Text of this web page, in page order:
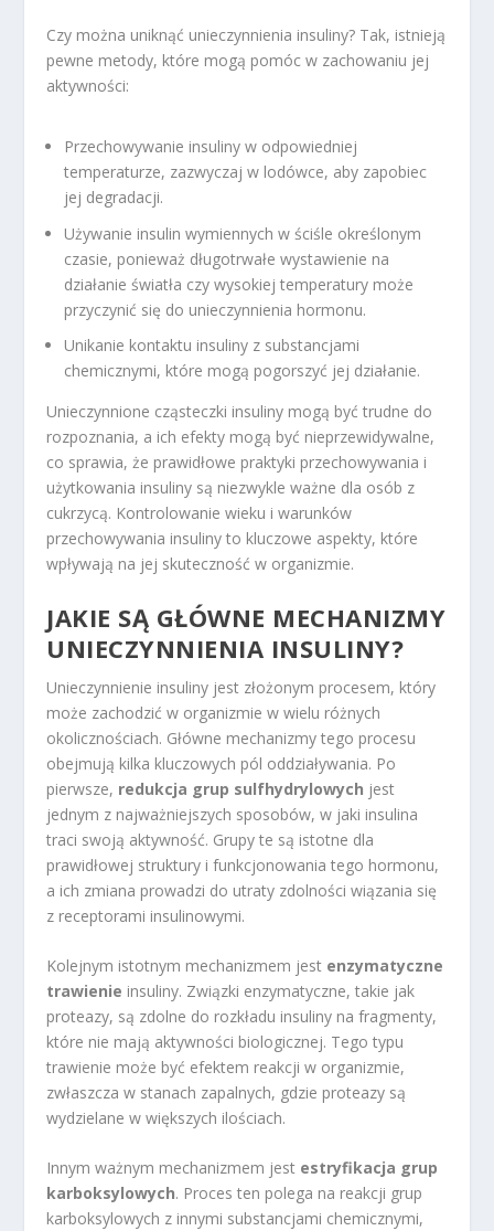
Czy można uniknąć unieczynnienia insuliny? Tak, istnieją
pewne metody, które mogą pomóc w zachowaniu jej
aktywności:
Przechowywanie insuliny w odpowiedniej
temperaturze, zazwyczaj w lodówce, aby zapobiec
jej degradacji.
Używanie insulin wymiennych w ściśle określonym
czasie, ponieważ długotrwałe wystawienie na
działanie światła czy wysokiej temperatury może
przyczynić się do unieczynnienia hormonu.
Unikanie kontaktu insuliny z substancjami
chemicznymi, które mogą pogorszyć jej działanie.
Unieczynnione cząsteczki insuliny mogą być trudne do
rozpoznania, a ich efekty mogą być nieprzewidywalne,
co sprawia, że prawidłowe praktyki przechowywania i
użytkowania insuliny są niezwykle ważne dla osób z
cukrzycą. Kontrolowanie wieku i warunków
przechowywania insuliny to kluczowe aspekty, które
wpływają na jej skuteczność w organizmie.
JAKIE SĄ GŁÓWNE MECHANIZMY
UNIECZYNNIENIA INSULINY?
Unieczynnienie insuliny jest złożonym procesem, który
może zachodzić w organizmie w wielu różnych
okolicznościach. Główne mechanizmy tego procesu
obejmują kilka kluczowych pól oddziaływania. Po
pierwsze, redukcja grup sulfhydrylowych jest
jednym z najważniejszych sposobów, w jaki insulina
traci swoją aktywność. Grupy te są istotne dla
prawidłowej struktury i funkcjonowania tego hormonu,
a ich zmiana prowadzi do utraty zdolności wiązania się
z receptorami insulinowymi.
Kolejnym istotnym mechanizmem jest enzymatyczne
trawienie insuliny. Związki enzymatyczne, takie jak
proteazy, są zdolne do rozkładu insuliny na fragmenty,
które nie mają aktywności biologicznej. Tego typu
trawienie może być efektem reakcji w organizmie,
zwłaszcza w stanach zapalnych, gdzie proteazy są
wydzielane w większych ilościach.
Innym ważnym mechanizmem jest estryfikacja grup
karboksylowych. Proces ten polega na reakcji grup
karboksylowych z innymi substancjami chemicznymi,